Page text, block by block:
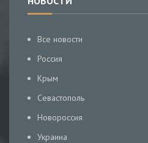
Все новости
Россия
Крым
Севастополь
Новороссия
Украина